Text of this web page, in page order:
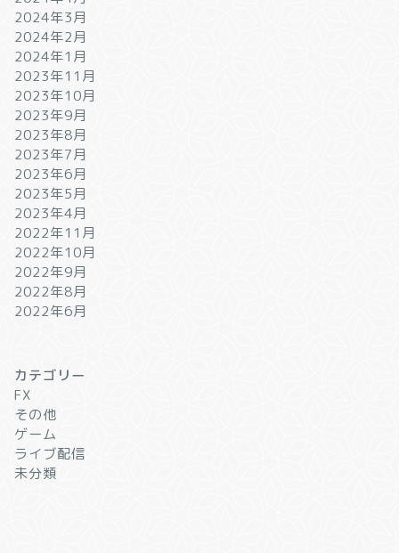
2024年3月
2024年2月
2024年1月
2023年11月
2023年10月
2023年9月
2023年8月
2023年7月
2023年6月
2023年5月
2023年4月
2022年11月
2022年10月
2022年9月
2022年8月
2022年6月
カテゴリー
FX
その他
ゲーム
ライブ配信
未分類